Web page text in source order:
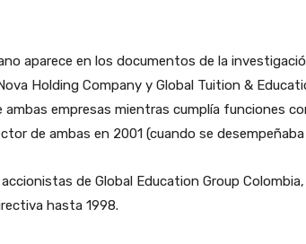
aparece en los documentos de la
Holding Company y Global Tuition &
ambas empresas mientras cumplía funciones
de ambas en 2001 (cuando se
de Global Education Group
hasta 1998.